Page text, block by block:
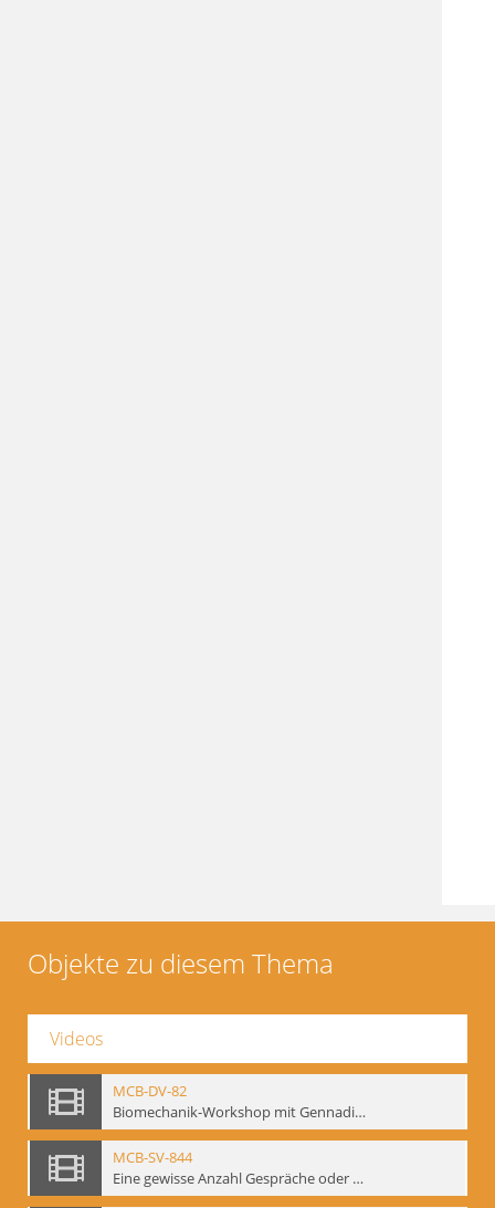
Objekte zu diesem Thema
Videos
MCB-DV-82
Biomechanik-Workshop mit Gennadij Bogdanow, Berlin, 1997
MCB-SV-844
Eine gewisse Anzahl Gespräche oder das völlig unbearbeitete Stundenbuch, Berlin 1995.